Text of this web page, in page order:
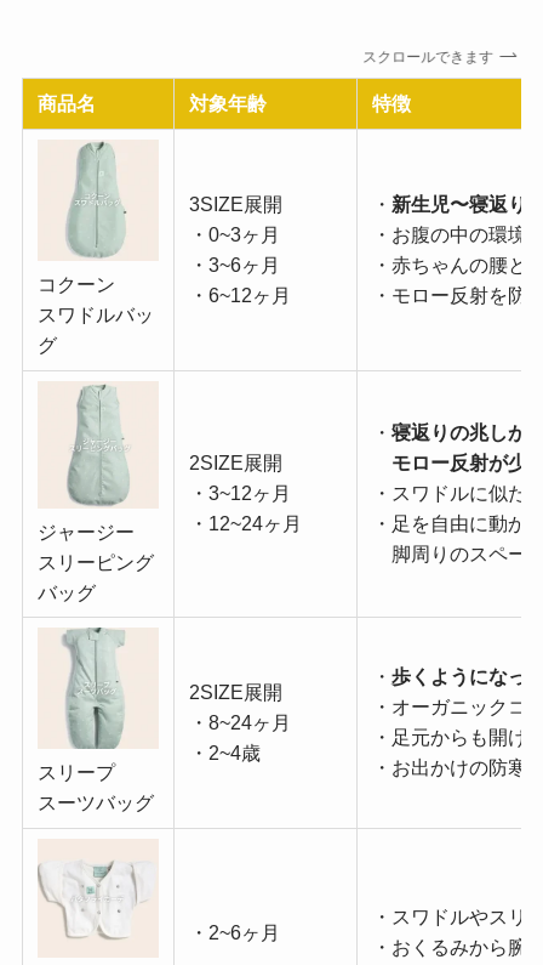
スクロールできます
商品名 対象年齢 特徴
コクーン
スワドルバッ
グ
3SIZE展開
・0~3ヶ月
・3~6ヶ月
・6~12ヶ月
・ 新生児〜寝返り
・お腹の中の環境
・赤ちゃんの腰と
・モロー反射を防
ジャージー
スリーピング
バッグ
2SIZE展開
・3~12ヶ月
・12~24ヶ月
・ 寝返りの兆しが
モロー反射が少
・スワドルに似た
・足を自由に動か
脚周りのスペー
スリープ
スーツバッグ
2SIZE展開
・8~24ヶ月
・2~4歳
・ 歩くようになっ
・オーガニックコ
・足元からも開け
・お出かけの防寒
・2~6ヶ月
・スワドルやスリ
・おくるみから腕